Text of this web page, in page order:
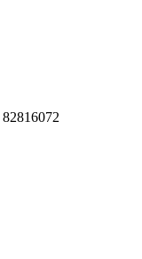
82816072